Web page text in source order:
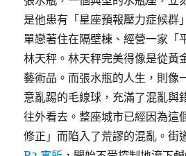
是他患有「星座預報壓力症候群
單戀著住在隔壁棟、經營一家「
林天秤。林天秤完美得像是從黃
藝術品。而張水瓶的人生，則像
意亂踢的毛線球，充滿了混亂與
往外看去。整座城市已經因為這
修正」而陷入了荒謬的混亂。街